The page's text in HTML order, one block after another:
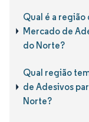
Qual é a
Mercado de
do Norte?
Qual região
de Adesivos
Norte?